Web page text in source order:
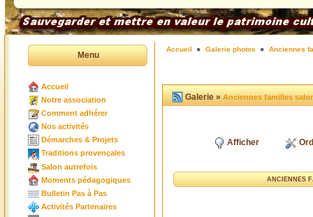
Menu
Accueil
Notre association
Comment adhérer
Nos activités
Démarches & Projets
Traditions provençales
Salon autrefois
Moments pédagogiques
Bulletin Pas à Pas
Activités Partenaires
Accueil Galerie photos Anciennes
Galerie »Anciennes familles
Afficher
ANCIENNES